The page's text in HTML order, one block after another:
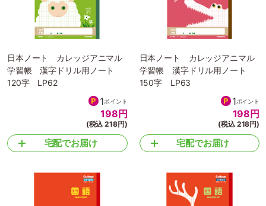
日本ノート カレッジアニマル
学習帳 漢字ドリル用ノート
120字 LP62
1ポイント
198 円
(税込 218円)
宅配でお届け
日本ノート カレッジアニマル
学習帳 漢字ドリル用ノート
150字 LP63
1ポイント
198 円
(税込 218円)
宅配でお届け